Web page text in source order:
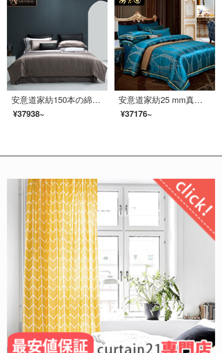
安意道家紡150本の綿の4つのセットの綿の純綿の寝具は現代では簡単で豪華な風のシーツに色織されたジャカードの寝具セットのトット-4つのセットの1.5メートルのベッド（200×230の芯に適しています）
¥37938~
安意道家紡25 mm真糸の4点セットのベッド用品は豪華で高級な別荘の真糸の長い綿毛のシーツ布団の布団セットのベッド用品の見本板の間にソフトで盛夏の光年-25 mmの4点セットの1.5メートルのベッド(200*230の芯に適しています)
¥37176~